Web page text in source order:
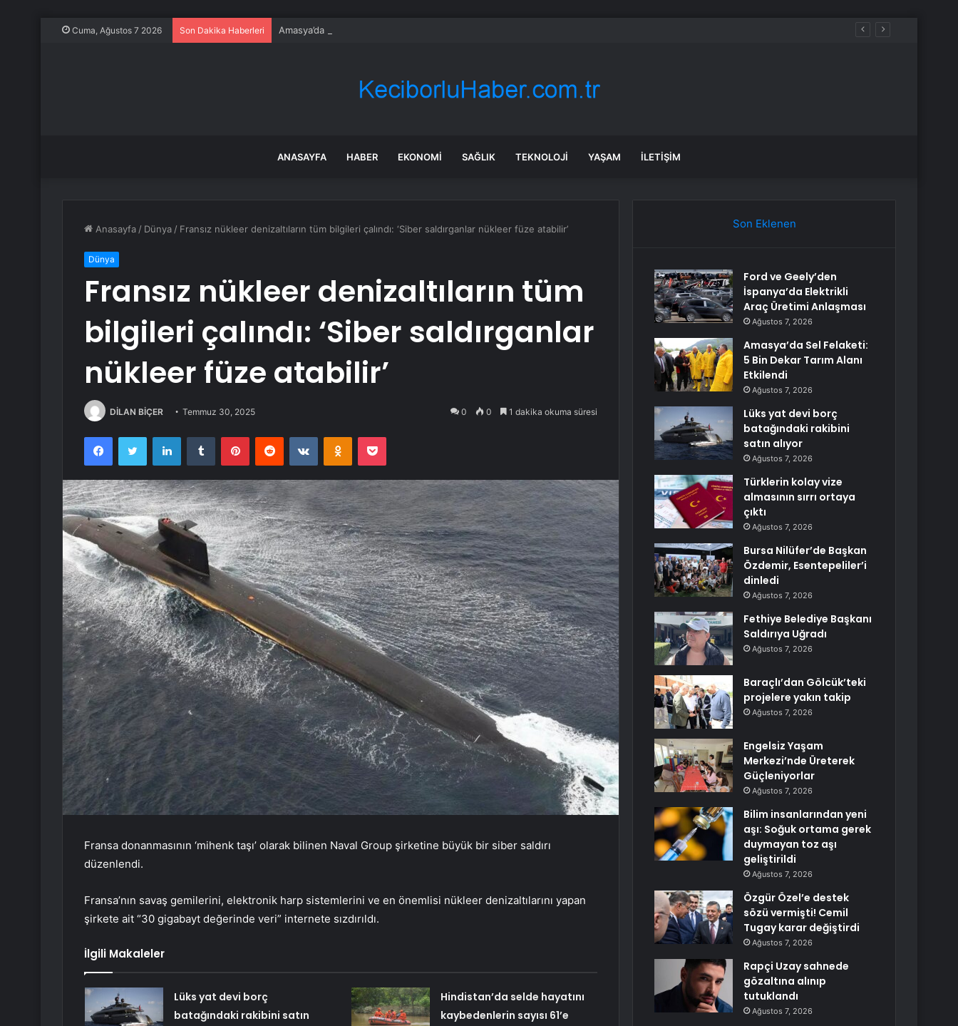
Cuma, Ağustos 7 2026 Son Dakika Haberleri Amasya’da Sel Felaketi: 5 Bin Dekar Tarım Alanı Etkilendi
ANASAYFA HABER EKONOMI SAĞLIK TEKNOLOJI YAŞAM İLETIŞIM
Anasayfa / Dünya / Fransız nükleer denizaltıların tüm bilgileri çalındı: ‘Siber saldırganlar nükleer füze atabilir’
Dünya
Fransız nükleer denizaltıların tüm
bilgileri çalındı: ‘Siber saldırganlar
nükleer füze atabilir’
DİLAN BİÇER Temmuz 30, 2025 0 0 1 dakika okuma süresi
FacebookTwitter LinkedInTumblr PinterestReddit VKontakteOdnoklassniki
Pocket
Fransa donanmasının ‘mihenk taşı’ olarak bilinen Naval Group şirketine büyük bir siber saldırı
düzenlendi.
Fransa’nın savaş gemilerini, elektronik harp sistemlerini ve en önemlisi nükleer denizaltılarını yapan
şirkete ait “30 gigabayt değerinde veri” internete sızdırıldı.
İlgili Makaleler
Lüks yat devi borç
batağındaki rakibini satın
Hindistan’da selde hayatını
kaybedenlerin sayısı 61’e
Son Eklenen
Ford ve Geely’den
İspanya’da Elektrikli
Araç Üretimi Anlaşması
Ağustos 7, 2026
Amasya’da Sel Felaketi:
5 Bin Dekar Tarım Alanı
Etkilendi
Ağustos 7, 2026
Lüks yat devi borç
batağındaki rakibini
satın alıyor
Ağustos 7, 2026
Türklerin kolay vize
almasının sırrı ortaya
çıktı
Ağustos 7, 2026
Bursa Nilüfer’de Başkan
Özdemir, Esentepeliler’i
dinledi
Ağustos 7, 2026
Fethiye Belediye Başkanı
Saldırıya Uğradı
Ağustos 7, 2026
Baraçlı’dan Gölcük’teki
projelere yakın takip
Ağustos 7, 2026
Engelsiz Yaşam
Merkezi’nde Üreterek
Güçleniyorlar
Ağustos 7, 2026
Bilim insanlarından yeni
aşı: Soğuk ortama gerek
duymayan toz aşı
geliştirildi
Ağustos 7, 2026
Özgür Özel’e destek
sözü vermişti! Cemil
Tugay karar değiştirdi
Ağustos 7, 2026
Rapçi Uzay sahnede
gözaltına alınıp
tutuklandı
Ağustos 7, 2026